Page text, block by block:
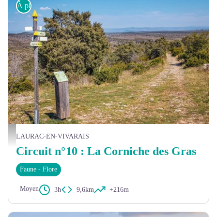
Le plateau des Gras - Malcom Gagou
À pied
LAURAC-EN-VIVARAIS
Circuit n°10 : La Corniche des Gras
Faune - Flore
Moyen 3h 9,6km +216m